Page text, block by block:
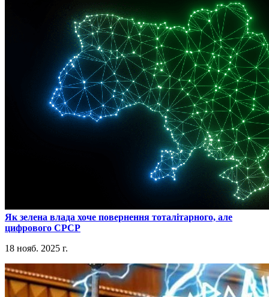
​Як зелена влада хоче повернення тоталітарного, але
цифрового СРСР
18 нояб. 2025 г.